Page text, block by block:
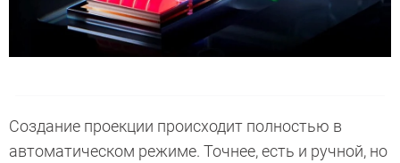
Создание проекции происходит полностью в
автоматическом режиме. Точнее, есть и ручной, но